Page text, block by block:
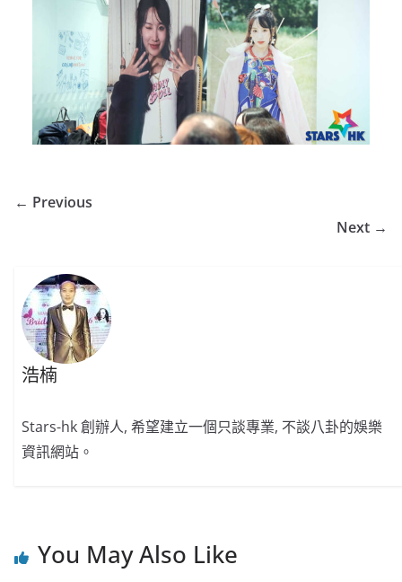
← Previous
Next →
浩楠
Stars-hk 創辦人, 希望建立一個只談專業, 不談八卦的娛樂
資訊網站。
You May Also Like